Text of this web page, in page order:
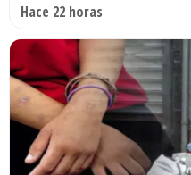
Hace 22 horas